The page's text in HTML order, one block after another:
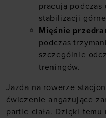
pracują
stabilizacji
Mięśnie
podczas
szczególnie
treningów.
Jazda na rowerze
ćwiczenie angażujące
partie ciała. Dzięki temu